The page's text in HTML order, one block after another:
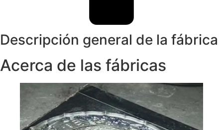
Descripción general de la fábrica
Acerca de las fábricas